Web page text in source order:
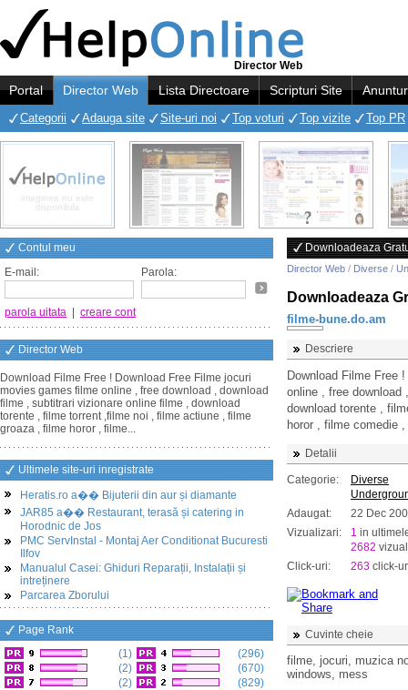
Director Web
Portal Director Web Lista Directoare Scripturi Site
Categorii Adauga site Site-uri noi Top voturi Top vizite Top PR
Contul meu
E-mail:
Parola:
parola uitata creare cont
Director Web
Download Filme Free ! Download Free Filme jocuri
movies games filme online , free download , download
filme , subtitrari vizionare online filme , download
torente , filme torrent ,filme noi , filme actiune , filme
groaza , filme horor , filme...
Ultimele site-uri inregistrate
Heratis.ro a�� Bijuterii din aur și diamante
JAR85 a�� Restaurant, terasă și catering in
Horodnic de Jos
PMC ServInstal - Montaj Aer Conditionat Bucuresti
Ilfov
Manualul Casei: Ghiduri Reparații, Instalații și
intreținere
Parcarea Zborului
Page Rank
(1)
(2)
(2)
(296)
(670)
(829)
Downloadeaza
Director Web / Diverse /
Downloadeaza
filme-bune.do.am
Descriere
Download Filme Free
online , free
download torente ,
horor , filme comedie ,
Detalii
Categorie:
Diverse
Adaugat:
22 Dec
Vizualizari:
1 in
2682
Click-uri:
263 click-
Cuvinte cheie
filme, jocuri, muzica
windows, mess